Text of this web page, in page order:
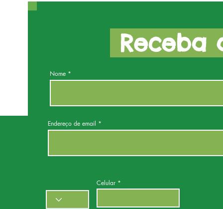
Receba
Nome
Endereço de email
Celular